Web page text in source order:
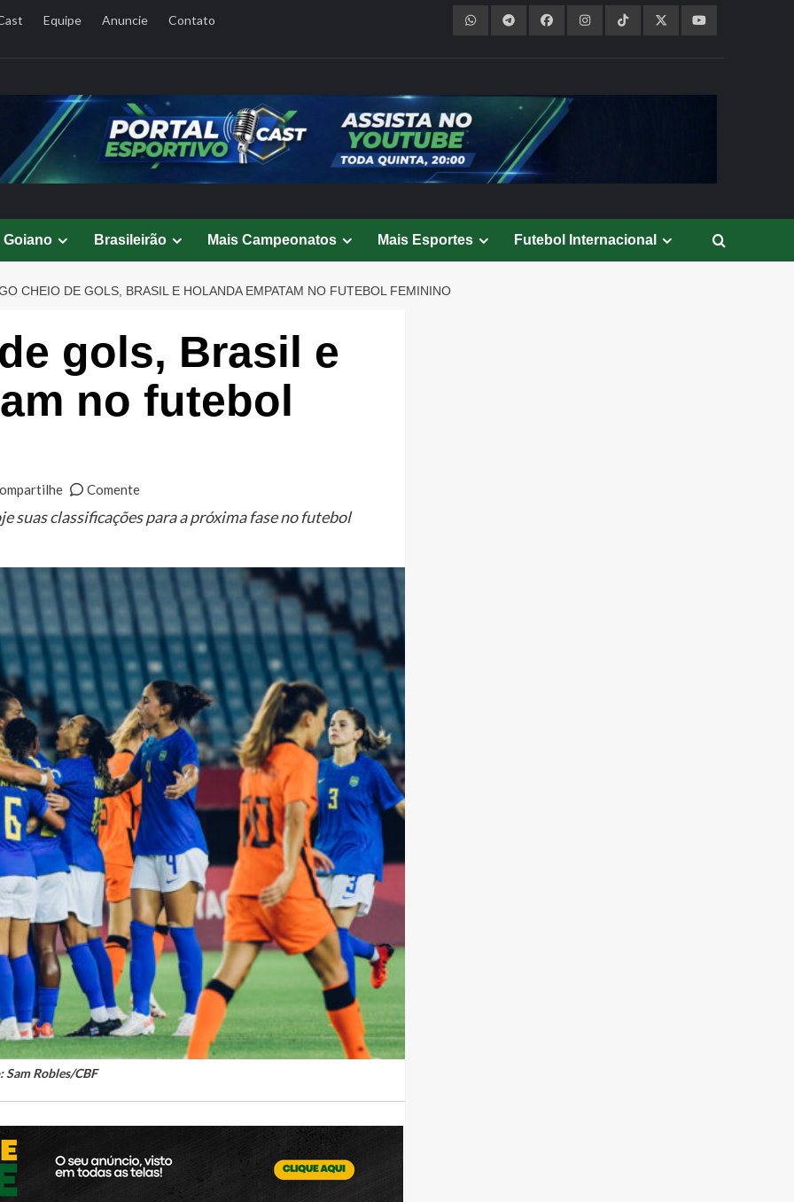
Equipe Anuncie Contato
Goiano Brasileirão Mais Campeonatos Mais Esportes Futebol Internacional
CHEIO DE GOLS, BRASIL E HOLANDA EMPATAM NO FUTEBOL FEMININO
gols, Brasil e
no futebol
Comente
classificações para a próxima fase no futebol
Sam Robles/CBF